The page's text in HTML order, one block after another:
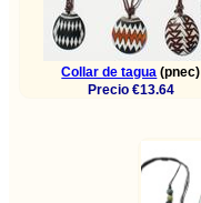
Collar de tagua (pnec)
Precio €13.64